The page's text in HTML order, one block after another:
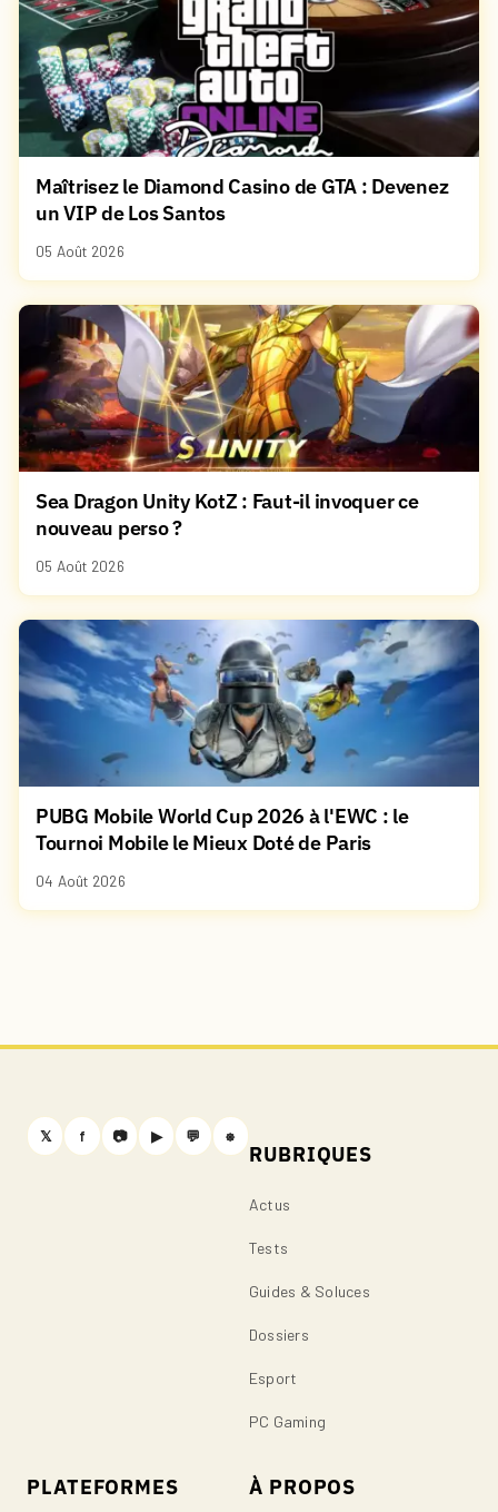
Maîtrisez le Diamond Casino de GTA : Devenez
un VIP de Los Santos
05 Août 2026
Sea Dragon Unity KotZ : Faut-il invoquer ce
nouveau perso ?
05 Août 2026
PUBG Mobile World Cup 2026 à l'EWC : le
Tournoi Mobile le Mieux Doté de Paris
04 Août 2026
𝕏 f 📷 ▶ 💬 ⎈
RUBRIQUES
Actus
Tests
Guides & Soluces
Dossiers
Esport
PC Gaming
PLATEFORMES À PROPOS